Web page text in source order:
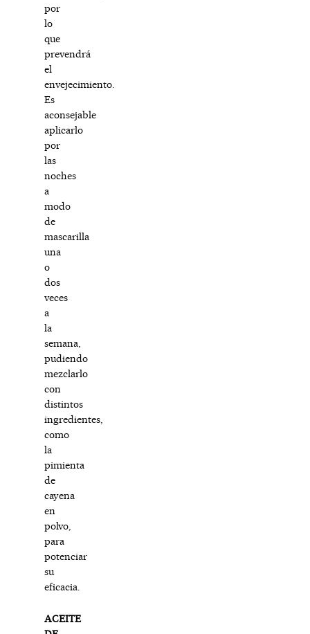
por
lo
que
prevendrá
el
envejecimiento.
Es
aconsejable
aplicarlo
por
las
noches
a
modo
de
mascarilla
una
o
dos
veces
a
la
semana,
pudiendo
mezclarlo
con
distintos
ingredientes,
como
la
pimienta
de
cayena
en
polvo,
para
potenciar
su
eficacia.
ACEITE